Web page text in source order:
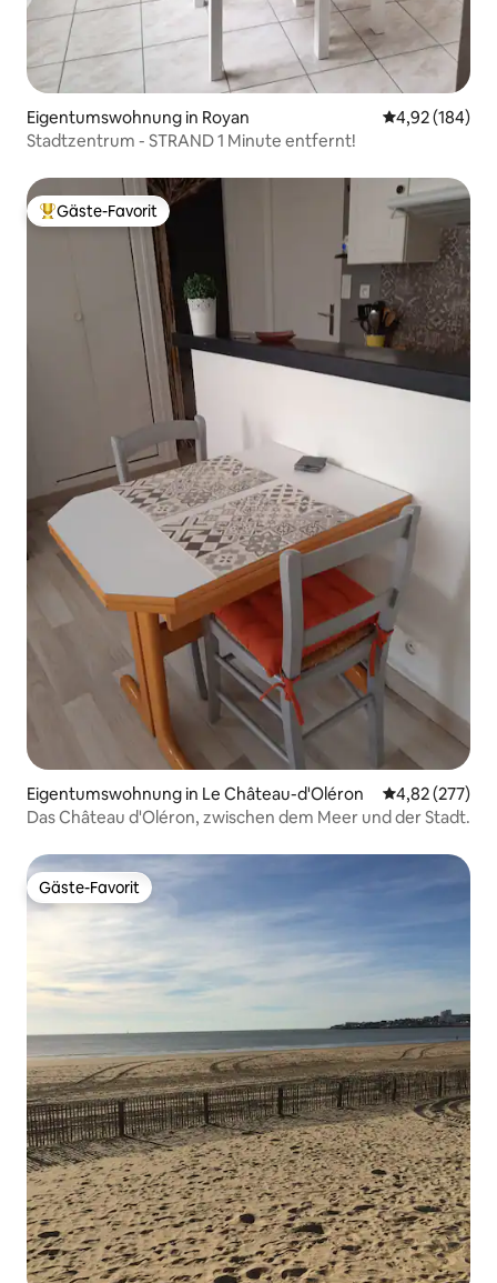
Eigentumswohnung in Royan
4,92 (184)
Stadtzentrum - STRAND 1 Minute entfernt!
Beliebter Gäste-Favorit.
Gäste-Favorit
Eigentumswohnung in Le Château-d'Oléron
4,82 (277)
Das Château d'Oléron, zwischen dem Meer und der Stadt.
Gäste-Favorit
Gäste-Favorit